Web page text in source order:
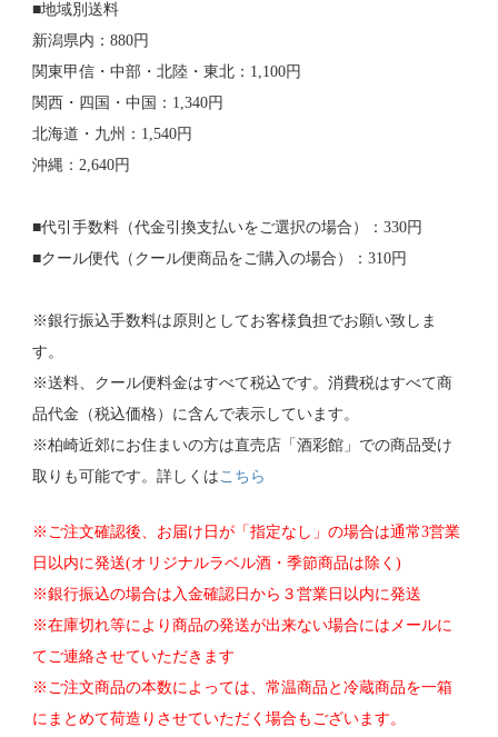
■地域別送料
新潟県内：880円
関東甲信・中部・北陸・東北：1,100円
関西・四国・中国：1,340円
北海道・九州：1,540円
沖縄：2,640円
■代引手数料（代金引換支払いをご選択の場合）：330円
■クール便代（クール便商品をご購入の場合）：310円
※銀行振込手数料は原則としてお客様負担でお願い致しま
す。
※送料、クール便料金はすべて税込です。消費税はすべて商
品代金（税込価格）に含んで表示しています。
※柏崎近郊にお住まいの方は直売店「酒彩館」での商品受け
取りも可能です。詳しくはこちら
※ご注文確認後、お届け日が「指定なし」の場合は通常3営業
日以内に発送(オリジナルラベル酒・季節商品は除く)
※銀行振込の場合は入金確認日から３営業日以内に発送
※在庫切れ等により商品の発送が出来ない場合にはメールに
てご連絡させていただきます
※ご注文商品の本数によっては、常温商品と冷蔵商品を一箱
にまとめて荷造りさせていただく場合もございます。